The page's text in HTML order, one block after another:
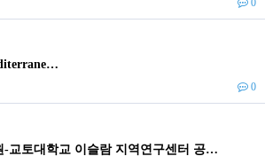
0
0
-교토대학교 이슬람 지역연구센터 공…